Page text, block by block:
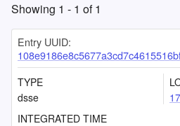
Showing 1 - 1 of1
Entry UUID:
TYPE
dsse
INTEGRATED TIME